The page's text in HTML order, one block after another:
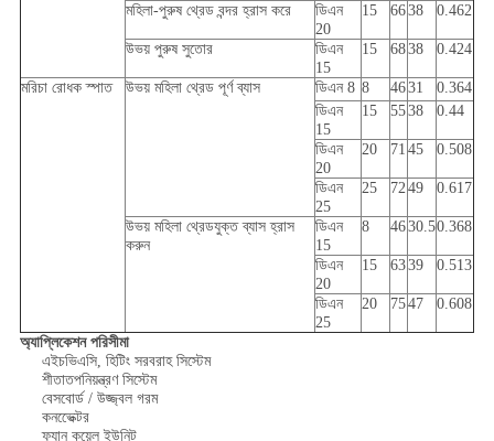
মহিলা-পুরুষ থ্রেড বন্দর হ্রাস করে
ডিএন
20
15 6638 0.462
উভয় পুরুষ সুতোর
ডিএন
15
15 6838 0.424
মরিচা রোধক স্পাত উভয় মহিলা থ্রেড পূর্ণ ব্যাস ডিএন 8 8 4631
0.364
ডিএন
15
15 5538 0.44
ডিএন
20
20 71 45 0.508
ডিএন
25
25 72 49 0.617
উভয় মহিলা থ্রেডযুক্ত ব্যাস হ্রাস
করুন
ডিএন
15
8 4630.50.368
ডিএন
20
15 6339 0.513
ডিএন
25
20 7547 0.608
অ্যাপ্লিকেশন পরিসীমা
এইচভিএসি, হিটিং সরবরাহ সিস্টেম
শীতাতপনিয়ন্ত্রণ সিস্টেম
বেসবোর্ড / উজ্জ্বল গরম
কনভেেক্টর
ফ্যান কয়েল ইউনিট